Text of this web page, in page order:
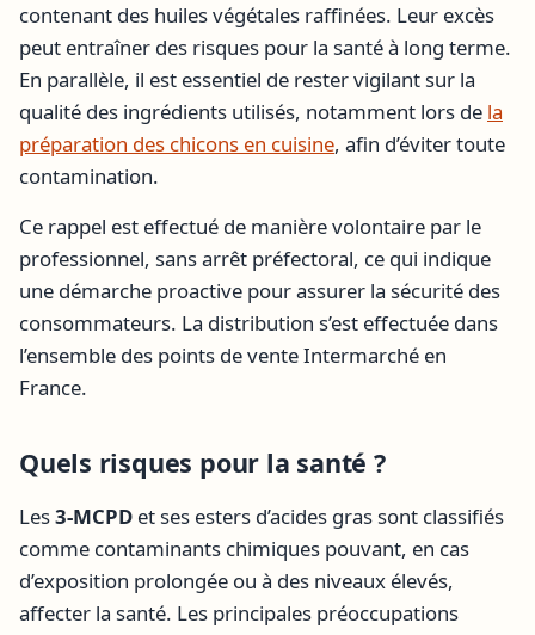
contenant des huiles végétales raffinées. Leur excès
peut entraîner des risques pour la santé à long terme.
En parallèle, il est essentiel de rester vigilant sur la
qualité des ingrédients utilisés, notamment lors de la
préparation des chicons en cuisine, afin d’éviter toute
contamination.
Ce rappel est effectué de manière volontaire par le
professionnel, sans arrêt préfectoral, ce qui indique
une démarche proactive pour assurer la sécurité des
consommateurs. La distribution s’est effectuée dans
l’ensemble des points de vente Intermarché en
France.
Quels risques pour la santé ?
Les3-MCPD et ses esters d’acides gras sont classifiés
comme contaminants chimiques pouvant, en cas
d’exposition prolongée ou à des niveaux élevés,
affecter la santé. Les principales préoccupations